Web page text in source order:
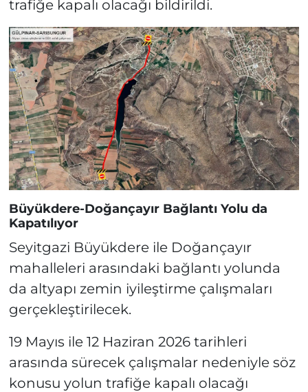
trafiğe kapalı olacağı bildirildi.
Büyükdere-Doğançayır Bağlantı Yolu da
Kapatılıyor
Seyitgazi Büyükdere ile Doğançayır
mahalleleri arasındaki bağlantı yolunda
da altyapı zemin iyileştirme çalışmaları
gerçekleştirilecek.
19 Mayıs ile 12 Haziran 2026 tarihleri
arasında sürecek çalışmalar nedeniyle söz
konusu yolun trafiğe kapalı olacağı